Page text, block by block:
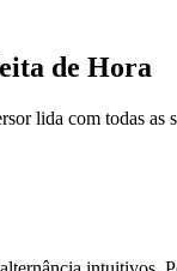
de Hora
lida com todas as